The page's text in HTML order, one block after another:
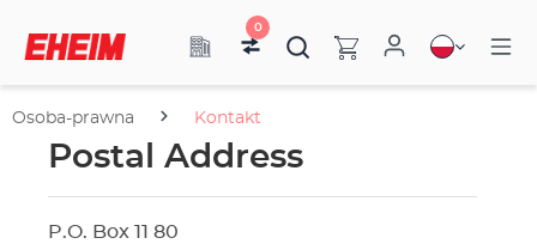
0
Osoba-prawna Kontakt
Postal Address
P.O. Box 11 80